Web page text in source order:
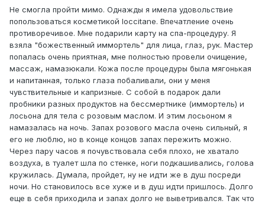
Не смогла пройти мимо. Однажды я имела удовольствие
попользоваться косметикой loccitane. Впечатление очень
противоречивое. Мне подарили карту на спа-процедуру. Я
взяла "божественный иммортель" для лица, глаз, рук. Мастер
попалась очень приятная, мне полностью провели очищение,
массаж, намазюкали. Кожа после процедуры была мягонькая
и напитанная, только глаза побаливали, они у меня
чувствительные и капризные. С собой в подарок дали
пробники разных продуктов на бессмертнике (иммортель) и
лосьона для тела с розовым маслом. И этим лосьоном я
намазалась на ночь. Запах розового масла очень сильный, я
его не люблю, но в конце концов запах пережить можно.
Через пару часов я почувствовала себя плохо, не хватало
воздуха, в туалет шла по стенке, ноги подкашивались, голова
кружилась. Думала, пройдет, ну не идти же в душ посреди
ночи. Но становилось все хуже и в душ идти пришлось. Долго
еще в себя приходила и запах долго не выветривался. Так что